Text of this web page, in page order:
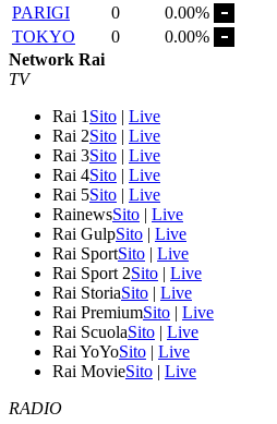
PARIGI
0
0.00%
TOKYO
0
0.00%
Network Rai
TV
Rai 1 Sito | Live
Rai 2Sito | Live
Rai 3Sito | Live
Rai 4Sito | Live
Rai 5Sito | Live
RainewsSito | Live
Rai GulpSito | Live
Rai SportSito | Live
Rai Sport 2Sito | Live
Rai StoriaSito | Live
Rai PremiumSito | Live
Rai ScuolaSito | Live
Rai YoYoSito | Live
Rai MovieSito | Live
RADIO